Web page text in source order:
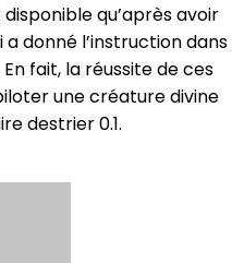
qu’après avoir
donné l’instruction dans
En fait, la réussite de ces
une créature divine
destrier 0.1.